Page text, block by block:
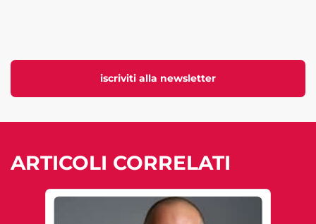
iscriviti alla newsletter
ARTICOLI CORRELATI